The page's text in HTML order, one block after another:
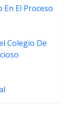
En El Proceso
Colegio De